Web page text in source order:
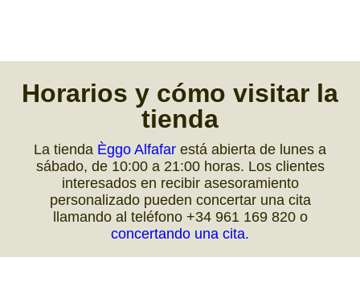
Horarios y cómo visitar la
tienda
La tienda Èggo Alfafar está abierta de lunes a
sábado, de 10:00 a 21:00 horas. Los clientes
interesados en recibir asesoramiento
personalizado pueden concertar una cita
llamando al teléfono +34 961 169 820 o
concertando una cita.